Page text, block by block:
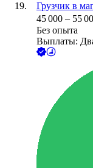
Грузчик в
45 000 – 55
Без опыта
Выплаты: